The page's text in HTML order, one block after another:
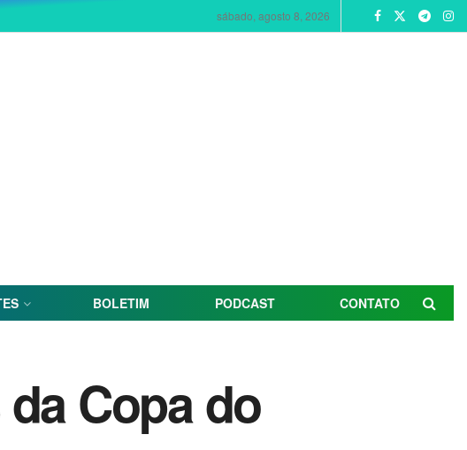
sábado, agosto 8, 2026
BOLETIM PODCAST CONTATO
Copa do